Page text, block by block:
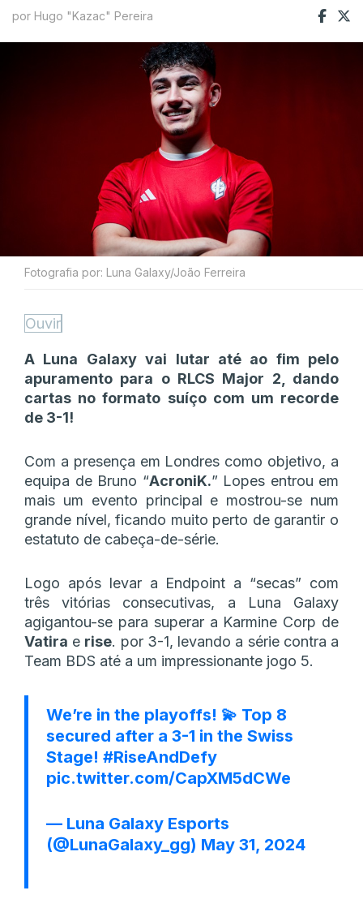
por Hugo "Kazac" Pereira
Fotografia por: Luna Galaxy/João Ferreira
Ouvir
A Luna Galaxy vai lutar até ao fim pelo
apuramento para o RLCS Major 2, dando
cartas no formato suíço com um recorde
de 3-1!
Com a presença em Londres como objetivo, a
equipa de Bruno “AcroniK.” Lopes entrou em
mais um evento principal e mostrou-se num
grande nível, ficando muito perto de garantir o
estatuto de cabeça-de-série.
Logo após levar a Endpoint a “secas” com
três vitórias consecutivas, a Luna Galaxy
agigantou-se para superar a Karmine Corp de
Vatira e rise. por 3-1, levando a série contra a
Team BDS até a um impressionante jogo 5.
We’re in the playoffs! 💫 Top 8
secured after a 3-1 in the Swiss
Stage! #RiseAndDefy
pic.twitter.com/CapXM5dCWe
— Luna Galaxy Esports
(@LunaGalaxy_gg) May 31, 2024